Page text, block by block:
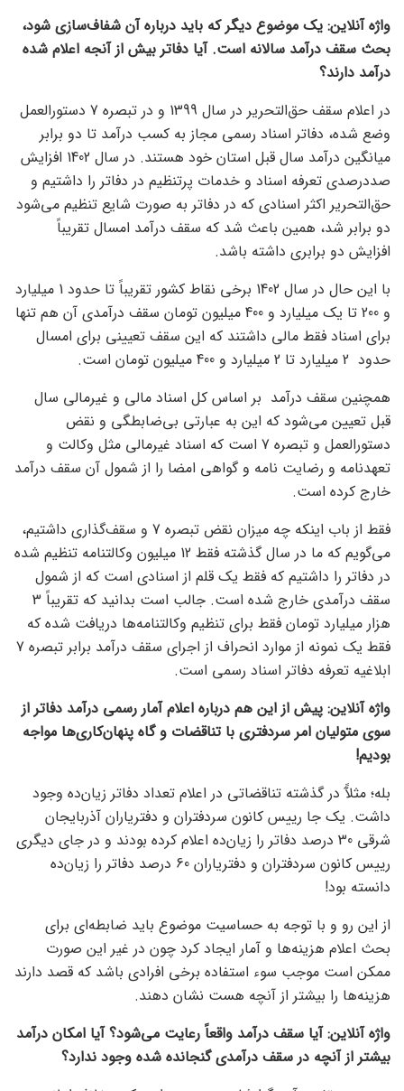
واژه آنلاین: یک موضوع دیگر که باید درباره آن شفاف‌سازی شود،
بحث سقف درآمد سالانه است. آیا دفاتر بیش از آنجه اعلام شده
درآمد دارند؟
در اعلام سقف حق‌التحریر در سال 1399 و در تبصره 7 دستورالعمل
وضع شده، دفاتر اسناد رسمی مجاز به کسب درآمد تا دو برابر
میانگین درآمد سال قبل استان خود هستند. در سال 1402 افزایش
صددرصدی تعرفه اسناد و خدمات پرتنظیم در دفاتر را داشتیم و
حق‌‌التحریر اکثر اسنادی که در دفاتر به صورت شایع تنظیم می‌شود
دو برابر شد، همین باعث شد که سقف درآمد امسال تقریباً
افزایش دو برابری داشته باشد.
با این حال در سال 1402 برخی نقاط کشور تقریباً تا حدود 1 میلیارد
و 200 تا یک میلیارد و 400 میلیون تومان سقف درآمدی آن هم تنها
برای اسناد فقط مالی داشتند که این سقف تعیینی برای امسال
حدود 2 میلیارد تا 2 میلیارد و 400 میلیون تومان است.
همچنین سقف درآمد بر اساس کل اسناد مالی و غیرمالی سال
قبل تعیین می‌شود که این به عبارتی بی‌ضابطگی و نقض
دستورالعمل و تبصره 7 است که اسناد غیرمالی مثل وکالت و
تعهدنامه و رضایت نامه و گواهی امضا را از شمول آن سقف درآمد
خارج کرده است.
فقط از باب اینکه چه میزان نقض تبصره 7 و سقف‌گذاری داشتیم،
می‌‌گویم که ما در سال گذشته فقط 12 میلیون وکالتنامه تنظیم شده
در دفاتر را داشتیم که فقط یک قلم از اسنادی است که از شمول
سقف درآمدی خارج شده است. جالب است بدانید که تقریباً 3
هزار میلیارد تومان فقط برای تنظیم وکالتنامه‌ها دریافت شده که
فقط یک نمونه از موارد انحراف از اجرای سقف درآمد برابر تبصره 7
ابلاغیه تعرفه دفاتر اسناد رسمی است.
واژه آنلاین: پیش از این هم درباره اعلام آمار رسمی درآمد دفاتر از
سوی متولیان امر سردفتری با تناقضات و گاه پنهان‌کاری‌ها مواجه
بودیم!
بله؛ مثلآً در گذشته تناقضاتی در اعلام تعداد دفاتر زیان‌ده وجود
داشت. یک جا رییس کانون سردفتران و دفتریاران آذربایجان
شرقی 30 درصد دفاتر را زیان‌ده اعلام کرده بودند و در جای دیگری
رییس کانون سردفتران و دفتریاران 60 درصد دفاتر را زیان‌ده‌
دانسته بود!
از این رو و با توجه به حساسیت موضوع باید ضابطه‌ای برای
بحث اعلام هزینه‌ها و آمار ایجاد کرد چون در غیر این صورت
ممکن است موجب سوء استفاده برخی افرادی باشد که قصد دارند
هزینه‌‌ها را بیشتر از آنچه هست نشان دهند.
واژه آنلاین: آیا سقف درآمد واقعاً رعایت می‌شود؟ آیا امکان درآمد
بیشتر از آنچه در سقف درآمدی گنجانده شده وجود ندارد؟